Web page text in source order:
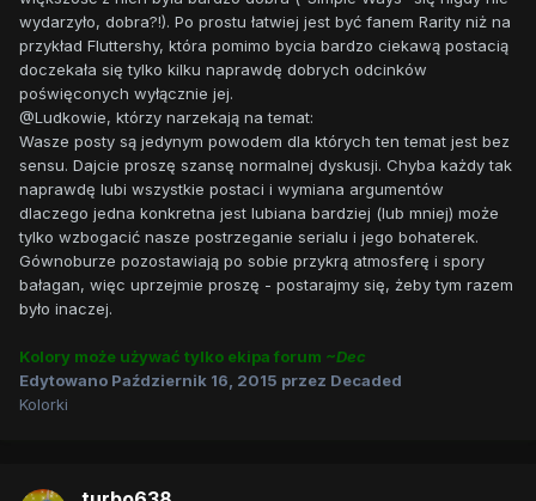
wydarzyło, dobra?!). Po prostu łatwiej jest być fanem Rarity niż na
przykład Fluttershy, która pomimo bycia bardzo ciekawą postacią
doczekała się tylko kilku naprawdę dobrych odcinków
poświęconych wyłącznie jej.
@Ludkowie, którzy narzekają na temat:
Wasze posty są jedynym powodem dla których ten temat jest bez
sensu. Dajcie proszę szansę normalnej dyskusji. Chyba każdy tak
naprawdę lubi wszystkie postaci i wymiana argumentów
dlaczego jedna konkretna jest lubiana bardziej (lub mniej) może
tylko wzbogacić nasze postrzeganie serialu i jego bohaterek.
Gównoburze pozostawiają po sobie przykrą atmosferę i spory
bałagan, więc uprzejmie proszę - postarajmy się, żeby tym razem
było inaczej.
Kolory może używać tylko ekipa forum ~Dec
Edytowano Październik 16, 2015 przez Decaded
Kolorki